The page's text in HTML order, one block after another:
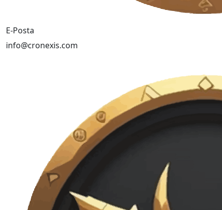
E-Posta
info@cronexis.com